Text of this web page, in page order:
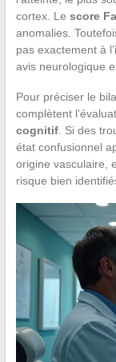
cortex. Le score
anomalies.
pas exactement à
avis neurologique
Pour préciser le
complètent
cognitif. Si des
état confusionnel
origine vasculaire,
risque bien